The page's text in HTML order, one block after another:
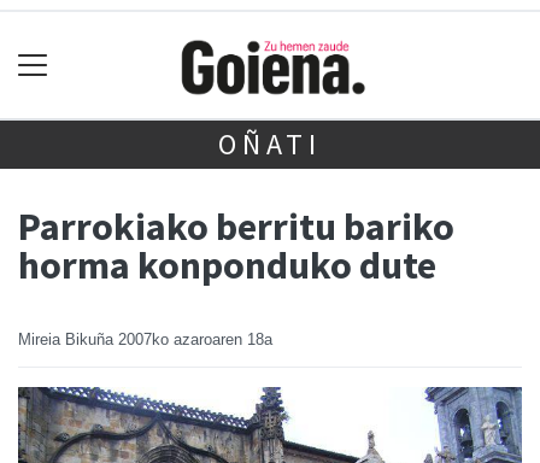
OÑATI
Parrokiako berritu bariko
horma konponduko dute
Mireia Bikuña 2007ko azaroaren 18a